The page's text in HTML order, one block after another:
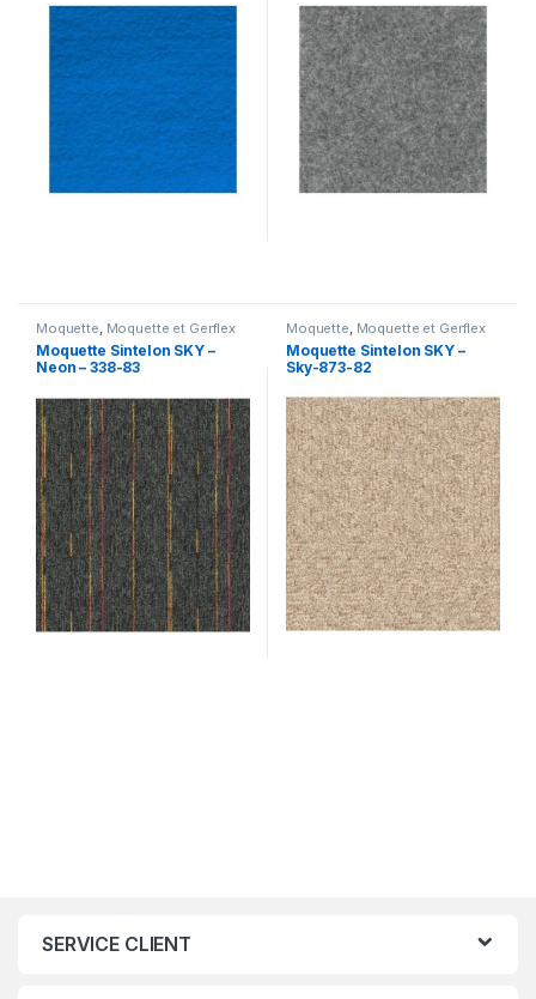
Moquette, Moquette et Gerflex
Moquette Sintelon SKY –
Neon – 338-83
Moquette, Moquette et Gerflex
Moquette Sintelon SKY –
Sky-873-82
SERVICE CLIENT